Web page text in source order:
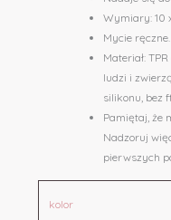
Wymiary: 10
Mycie ręczne.
Materiał:
ludzi i
silikonu, bez
Pamiętaj, że
Nadzoruj
pierwszych
kolor